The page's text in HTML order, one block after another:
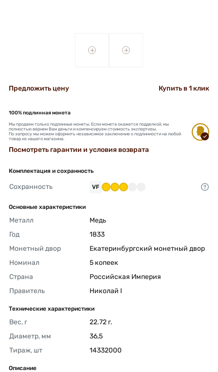
+ +
Предложить цену Купить в 1 клик
100% подлинная монета
Мы продаем только подлинные монеты. Если монета окажется подделкой, мы
полностью вернем Вам деньги и компенсируем стоимость экспертизы.
По запросу мы можем оформить независимое заключение о подлинности на любой
товар из нашего магазина.
Посмотреть гарантии и условия возврата
Комплектация и сохранность
Сохранность VF
Основные характеристики
Металл
Медь
Год
1833
Монетный двор
Екатеринбургский монетный двор
Номинал
5 копеек
Страна
Российская Империя
Правитель
Николай I
Технические характеристики
Вес, г
22.72 г.
Диаметр, мм
36,5
Тираж, шт
14332000
Описание